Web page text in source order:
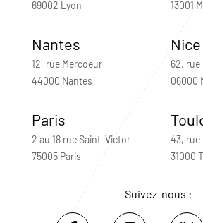
69002 Lyon
13001
Nantes
12, rue Mercoeur
44000 Nantes
Nice
62, rue
06000
Paris
2 au 18 rue Saint-Victor
75005 Paris
43, rue
31000
Suivez-nous :